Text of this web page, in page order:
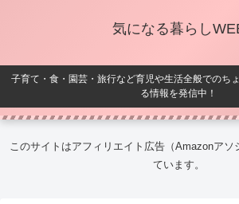
気になる暮らし
子育て・食・園芸・旅行など育児や生活全般でのち
る情報を発信中！
このサイトはアフィリエイト広告（Amazonアソ
ています。